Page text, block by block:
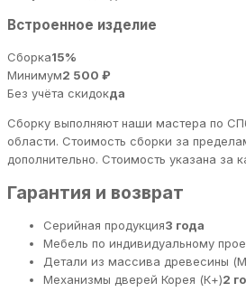
Встроенное изделие
Сборка15%
Минимум2 500 ₽
Без учёта скидокда
Сборку выполняют наши мастера по
области. Стоимость сборки за
дополнительно. Стоимость указана за
Гарантия и возврат
Серийная продукция3 года
Мебель по индивидуальному
Детали из массива древесины
Механизмы дверей Корея (К+)2